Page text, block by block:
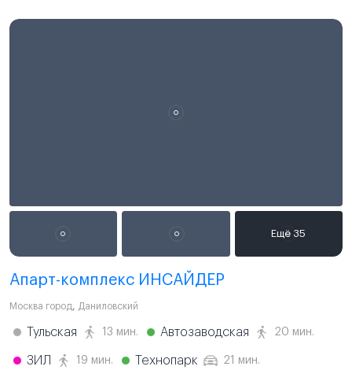
Апарт-комплекс ИНСАЙДЕР
Москва город, Даниловский
Тульская 13 мин. Автозаводская 20 мин.
ЗИЛ 19 мин. Технопарк 21 мин.